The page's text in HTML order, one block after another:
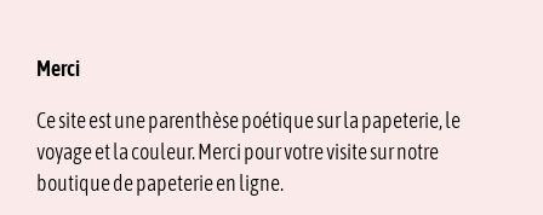
Merci
Ce site est une parenthèse poétique sur la papeterie, le
voyage et la couleur. Merci pour votre visite sur notre
boutique de papeterie en ligne.